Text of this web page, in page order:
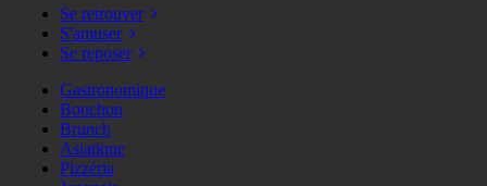
Se retrouver
S'amuser
Se reposer
Gastronomique
Bouchon
Brunch
Asiatique
Pizzéria